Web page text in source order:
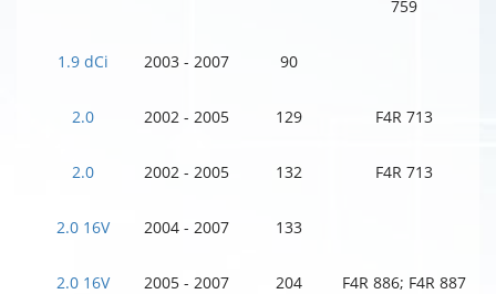
759
1.9 dCi 2003 - 2007 90
2.0 2002 - 2005 129 F4R 713
2.0 2002 - 2005 132 F4R 713
2.0 16V 2004 - 2007 133
2.0 16V 2005 - 2007 204 F4R 886; F4R 887